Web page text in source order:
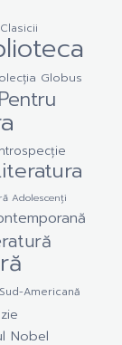
Clasicii
Globus
Adolescenți
Americană
Nobel